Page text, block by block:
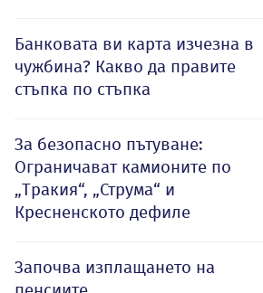
Банковата ви карта изчезна в
чужбина? Какво да правите
стъпка по стъпка
За безопасно пътуване:
Ограничават камионите по
„Тракия“, „Струма“ и
Кресненското дефиле
Започва изплащането на